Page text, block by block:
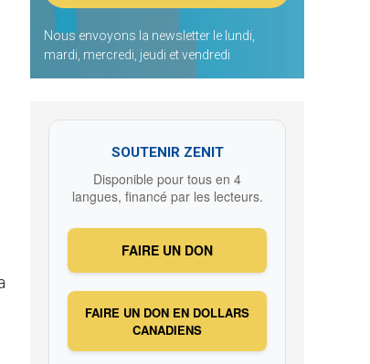
Nous envoyons la newsletter le lundi,
mardi, mercredi, jeudi et vendredi
SOUTENIR ZENIT
Disponible pour tous en 4
langues, financé par les lecteurs.
FAIRE UN DON
FAIRE UN DON EN DOLLARS
CANADIENS